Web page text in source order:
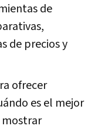
de
de precios y
ofrecer
es el mejor